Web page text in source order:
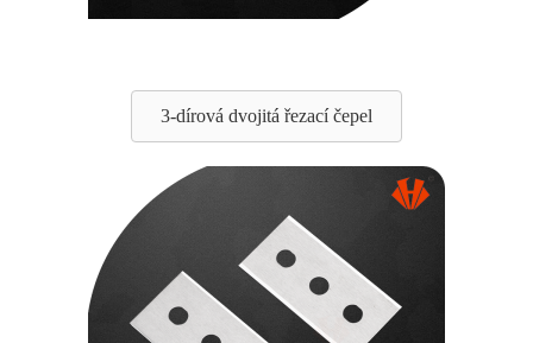
3-dírová dvojitá řezací čepel